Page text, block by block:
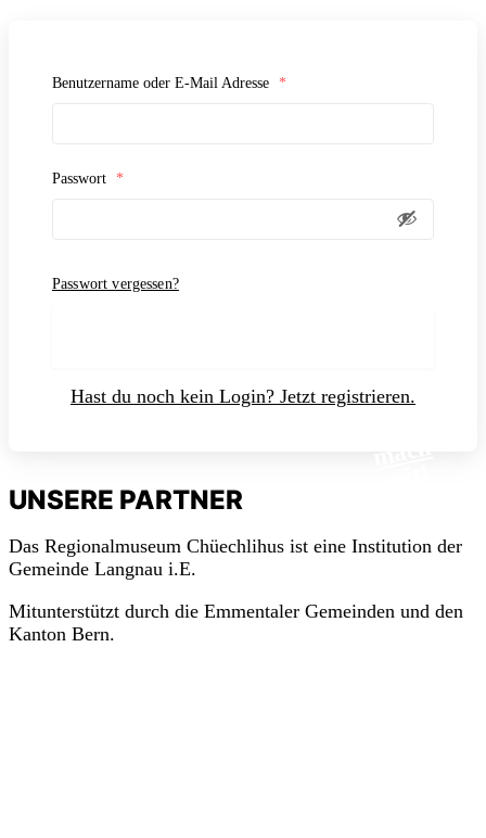
Benutzername oder E-Mail Adresse *
Passwort *
Passwort vergessen?
Hast du noch kein Login? Jetzt registrieren.
UNSERE PARTNER
Das Regionalmuseum Chüechlihus ist eine Institution der
Gemeinde Langnau i.E.
Mitunterstützt durch die Emmentaler Gemeinden und den
Kanton Bern.